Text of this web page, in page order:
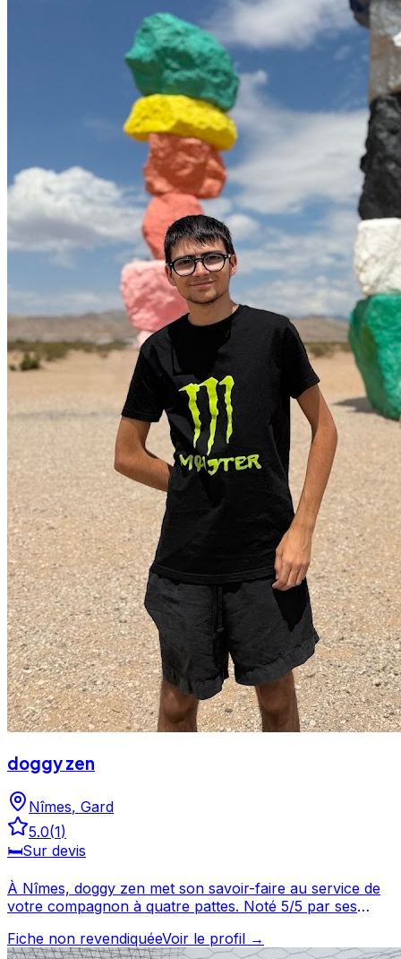
doggy zen
Nîmes, Gard
5.0(1)
🛏️Sur devis
À Nîmes, doggy zen met son savoir-faire au service de
votre compagnon à quatre pattes. Noté 5/5 par ses
pour votre compagnon. Découvrez ses prestations et
Fiche non revendiquéeVoir le profil →